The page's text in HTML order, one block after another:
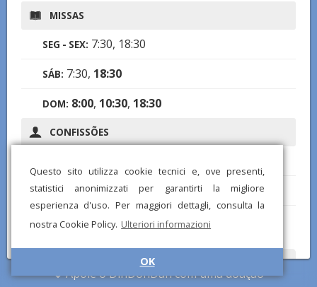
Questo sito utilizza cookie tecnici e, ove presenti,
statistici anonimizzati per garantirti la migliore
esperienza d'uso. Per maggiori dettagli, consulta la
nostra Cookie Policy. Ulteriori informazioni
OK
MISSAS
SEG - SEX: 7:30, 18:30
SÁB: 7:30, 18:30
DOM: 8:00, 10:30, 18:30
CONFISSÕES
SÁB: 18:00-19:30
DOM:7:45-8:45, 10:00-12:30, 18:00-19:30
Notou alguma informação errada ou ausente? Envie-nos um
relatório e corrigiremos o mais rápido possível!
Apoie o DinDonDan com uma doação